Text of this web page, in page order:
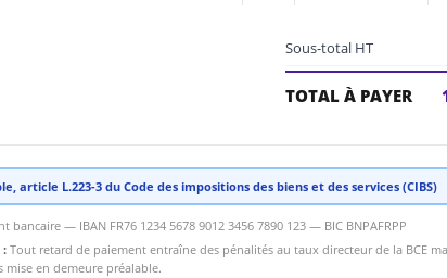
Sous-total HT
TOTAL À PAYER
article L.223-3 du Code des impositions des biens et des services (CIBS)
bancaire — IBAN FR76 1234 5678 9012 3456 7890 123 — BIC BNPAFRPP
:Tout retard de paiement entraîne des pénalités au taux directeur de la BCE
mise en demeure préalable.